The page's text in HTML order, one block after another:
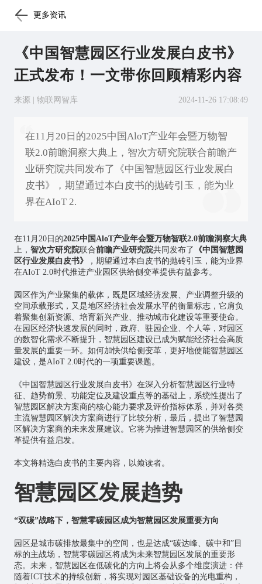
更多资讯
《中国智慧园区行业发展白皮书》
正式发布！一文带你回顾精彩内容
来源 | 物联网智库 2024-11-26 17:08:49
在11月20日的2025中国AloT产业年会暨万物智
联2.0前瞻洞察大典上，智次方研究院联合前瞻产
业研究院共同发布了《中国智慧园区行业发展白
皮书》，期望通过本白皮书的抛砖引玉，能为业
界在AIoT 2.
在11月20日的2025中国AloT产业年会暨万物智联2.0前瞻洞察大典
上， 智次方研究院联合前瞻产业研究院共同发布了
《中国智慧园
区行业发展白皮书》
，期望通过本白皮书的抛砖引玉，能为业界
在AIoT 2.0时代推进产业园区供给侧变革提供有益参考。
园区作为产业聚集的载体，既是区域经济发展、产业调整升级的
空间承载形式，又是地区经济社会发展水平的衡量标志，它肩负
着聚集创新资源、培育新兴产业、推动城市化建设等重要使命。
在园区经济快速发展的同时，政府、驻园企业、个人等，对园区
的数智化需求不断提升，智慧园区建设已成为赋能经济社会高质
量发展的重要一环。如何加快供给侧变革，更好地使能智慧园区
建设，是AIoT 2.0时代的一项重要课题。
《中国智慧园区行业发展白皮书》在深入分析智慧园区行业特
征、趋势前景、功能定位及建设重点等的基础上，系统性提出了
智慧园区解决方案商的核心能力要求及评价指标体系，并对各类
主流智慧园区解决方案商进行了比较分析，最后，提出了智慧园
区解决方案商的未来发展建议。它将为推进智慧园区的供给侧变
革提供有益启发。
本文将精选白皮书的主要内容，以飨读者。
智慧园区发展趋势
“双碳”战略下，智慧零碳园区成为智慧园区发展重要方向
园区是城市碳排放最集中的空间，也是达成“碳达峰、碳中和”目
标的主战场，智慧零碳园区将成为未来智慧园区发展的重要形
态。未来，智慧园区在低碳化的方向上将会从多个维度演进：伴
随着ICT技术的持续创新，将实现对园区基础设备的光电重构，